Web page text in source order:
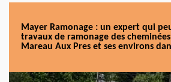
Mayer Ramonage : un expert qui
travaux de ramonage des
Mareau Aux Pres et ses environs